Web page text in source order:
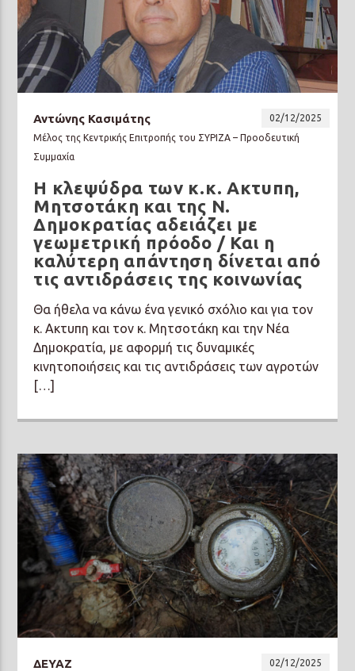
Αντώνης Κασιμάτης
02/12/2025
Μέλος της Κεντρικής Επιτροπής του ΣΥΡΙΖΑ – Προοδευτική
Συμμαχία
Η κλεψύδρα των κ.κ. Ακτυπη,
Μητσοτάκη και της Ν.
Δημοκρατίας αδειάζει με
γεωμετρική πρόοδο / Και η
καλύτερη απάντηση δίνεται από
τις αντιδράσεις της κοινωνίας
Θα ήθελα να κάνω ένα γενικό σχόλιο και για τον
κ. Ακτυπη και τον κ. Μητσοτάκη και την Νέα
Δημοκρατία, με αφορμή τις δυναμικές
κινητοποιήσεις και τις αντιδράσεις των αγροτών
[…]
ΔΕΥΑΖ
02/12/2025